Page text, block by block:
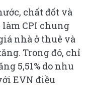
chất đốt và
làm CPI chung
nhà ở thuê và
Trong đó, chỉ
5,51% do nhu
EVN điều